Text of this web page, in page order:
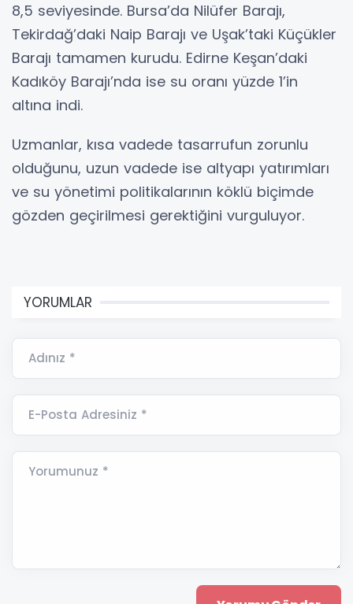
8,5 seviyesinde. Bursa’da Nilüfer Barajı,
Tekirdağ’daki Naip Barajı ve Uşak’taki Küçükler
Barajı tamamen kurudu. Edirne Keşan’daki
Kadıköy Barajı’nda ise su oranı yüzde 1’in
altına indi.
Uzmanlar, kısa vadede tasarrufun zorunlu
olduğunu, uzun vadede ise altyapı yatırımları
ve su yönetimi politikalarının köklü biçimde
gözden geçirilmesi gerektiğini vurguluyor.
YORUMLAR
Adınız *
E-Posta Adresiniz *
Yorumunuz *